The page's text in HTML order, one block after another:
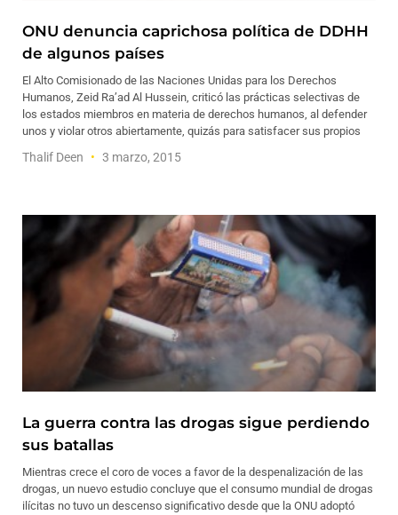
ONU denuncia caprichosa política de DDHH
de algunos países
El Alto Comisionado de las Naciones Unidas para los Derechos
Humanos, Zeid Ra’ad Al Hussein, criticó las prácticas selectivas de
los estados miembros en materia de derechos humanos, al defender
unos y violar otros abiertamente, quizás para satisfacer sus propios
Thalif Deen 3 marzo, 2015
La guerra contra las drogas sigue perdiendo
sus batallas
Mientras crece el coro de voces a favor de la despenalización de las
drogas, un nuevo estudio concluye que el consumo mundial de drogas
ilícitas no tuvo un descenso significativo desde que la ONU adoptó